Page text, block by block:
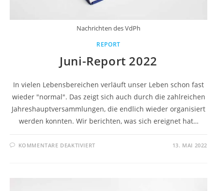
Nachrichten des VdPh
REPORT
Juni-Report 2022
In vielen Lebensbereichen verläuft unser Leben schon fast
wieder "normal". Das zeigt sich auch durch die zahlreichen
Jahreshauptversammlungen, die endlich wieder organisiert
werden konnten. Wir berichten, was sich ereignet hat…
KOMMENTARE DEAKTIVIERT 13. MAI 2022